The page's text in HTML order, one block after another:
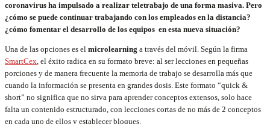
coronavirus ha impulsado a realizar teletrabajo de una forma masiva. Pero
¿cómo se puede continuar trabajando con los empleados en la distancia?
¿cómo fomentar el desarrollo de los equipos en esta nueva situación?
Una de las opciones es el microlearning a través del móvil. Según la firma
SmartCex, el éxito radica en su formato breve: al ser lecciones en pequeñas
porciones y de manera frecuente la memoria de trabajo se desarrolla más que
cuando la información se presenta en grandes dosis. Este formato “quick &
short” no significa que no sirva para aprender conceptos extensos, solo hace
falta un contenido estructurado, con lecciones cortas de no más de 2 conceptos
en cada uno de ellos y establecer bloques.